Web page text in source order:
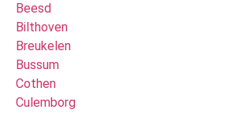
Beesd
Bilthoven
Breukelen
Bussum
Cothen
Culemborg